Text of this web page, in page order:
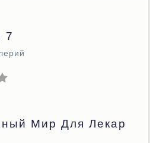
7
Мир Для Лекар